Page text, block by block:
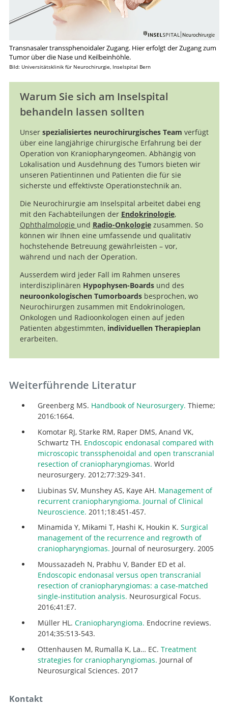
Transnasaler transsphenoidaler Zugang. Hier erfolgt der Zugang zum
Tumor über die Nase und Keilbeinhöhle.
Bild: Universitätsklinik für Neurochirurgie, Inselspital Bern
Warum Sie sich am Inselspital
behandeln lassen sollten
Unser spezialisiertes neurochirurgisches Team verfügt
über eine langjährige chirurgische Erfahrung bei der
Operation von Kraniopharyngeomen. Abhängig von
Lokalisation und Ausdehnung des Tumors bieten wir
unseren Patientinnen und Patienten die für sie
sicherste und effektivste Operationstechnik an.
Die Neurochirurgie am Inselspital arbeitet dabei eng
mit den Fachabteilungen der Endokrinologie,
Ophthalmologie und Radio-Onkologiezusammen. So
können wir Ihnen eine umfassende und qualitativ
hochstehende Betreuung gewährleisten – vor,
während und nach der Operation.
Ausserdem wird jeder Fall im Rahmen unseres
interdisziplinären Hypophysen-Boardsund des
neuroonkologischen Tumorboardsbesprochen, wo
Neurochirurgen zusammen mit Endokrinologen,
Onkologen und Radioonkologen einen auf jeden
Patienten abgestimmten, individuellen Therapieplan
erarbeiten.
Weiterführende Literatur
Greenberg MS. Handbook of Neurosurgery. Thieme;
2016:1664.
Komotar RJ, Starke RM, Raper DMS, Anand VK,
Schwartz TH. Endoscopic endonasal compared with
microscopic transsphenoidal and open transcranial
resection of craniopharyngiomas. World
neurosurgery. 2012;77:329-341.
Liubinas SV, Munshey AS, Kaye AH. Management of
recurrent craniopharyngioma. Journal of Clinical
Neuroscience. 2011;18:451-457.
Minamida Y, Mikami T, Hashi K, Houkin K. Surgical
management of the recurrence and regrowth of
craniopharyngiomas. Journal of neurosurgery. 2005
Moussazadeh N, Prabhu V, Bander ED et al.
Endoscopic endonasal versus open transcranial
resection of craniopharyngiomas: a case-matched
single-institution analysis. Neurosurgical Focus.
2016;41:E7.
Müller HL. Craniopharyngioma. Endocrine reviews.
2014;35:513-543.
Ottenhausen M, Rumalla K, La… EC. Treatment
strategies for craniopharyngiomas. Journal of
Neurosurgical Sciences. 2017
Kontakt
Suche